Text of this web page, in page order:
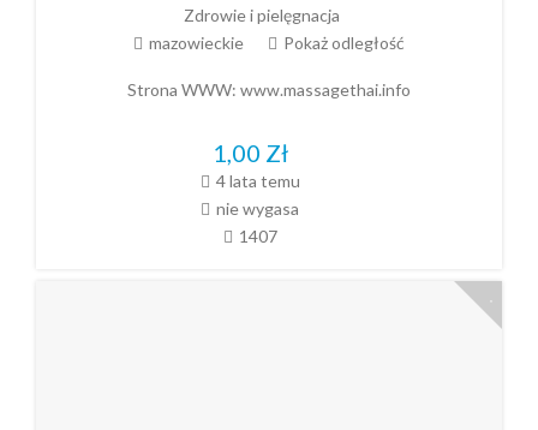
Zdrowie i pielęgnacja
mazowieckie
Pokaż odległość
Strona WWW: www.massagethai.info
1,00 Zł
4 lata temu
nie wygasa
1407